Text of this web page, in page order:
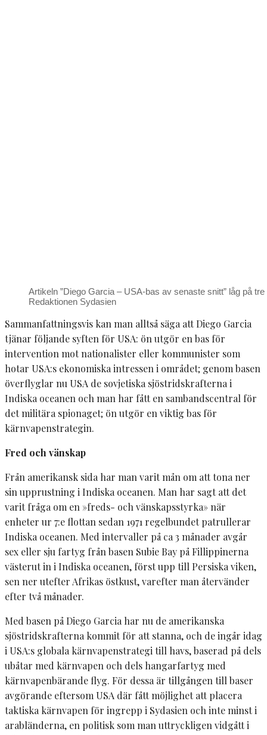
Artikeln ”Diego Garcia – USA-bas av senaste snitt” låg på
Redaktionen Sydasien
Sammanfattningsvis kan man alltså säga att Diego Garcia
tjänar följande syften för USA: ön utgör en bas för
intervention mot nationalister eller kommunister som
hotar USA:s ekonomiska intressen i området; genom basen
överflyglar nu USA de sovjetiska sjöstridskrafterna i
Indiska oceanen och man har fått en sambandscentral för
det militära spionaget; ön utgör en viktig bas för
kärnvapenstrategin.
Fred och vänskap
Från amerikansk sida har man varit mån om att tona ner
sin upprustning i Indiska oceanen. Man har sagt att det
varit fråga om en »freds- och vänskapsstyrka» när
enheter ur 7:e flottan sedan 1971 regelbundet patrullerar
Indiska oceanen. Med intervaller på ca 3 månader avgår
sex eller sju fartyg från basen Subie Bay på Fillippinerna
västerut in i Indiska oceanen, först upp till Persiska viken,
sen ner utefter Afrikas östkust, varefter man återvänder
efter två månader.
Med basen på Diego Garcia har nu de amerikanska
sjöstridskrafterna kommit för att stanna, och de ingår idag
i USA:s globala kärnvapenstrategi till havs, baserad på dels
ubåtar med kärnvapen och dels hangarfartyg med
kärnvapenbärande flyg. För dessa är tillgången till baser
avgörande eftersom USA där fått möjlighet att placera
taktiska kärnvapen för ingrepp i Sydasien och inte minst i
arabländerna, en politisk som man uttryckligen vidgått i